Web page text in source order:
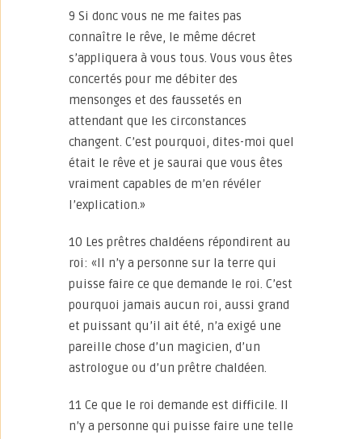
9 Si donc vous ne me faites pas
connaître le rêve, le même décret
s’appliquera à vous tous. Vous vous êtes
concertés pour me débiter des
mensonges et des faussetés en
attendant que les circonstances
changent. C’est pourquoi, dites-moi quel
était le rêve et je saurai que vous êtes
vraiment capables de m’en révéler
l’explication.»
10 Les prêtres chaldéens répondirent au
roi: «Il n’y a personne sur la terre qui
puisse faire ce que demande le roi. C’est
pourquoi jamais aucun roi, aussi grand
et puissant qu’il ait été, n’a exigé une
pareille chose d’un magicien, d’un
astrologue ou d’un prêtre chaldéen.
11 Ce que le roi demande est difficile. Il
n’y a personne qui puisse faire une telle